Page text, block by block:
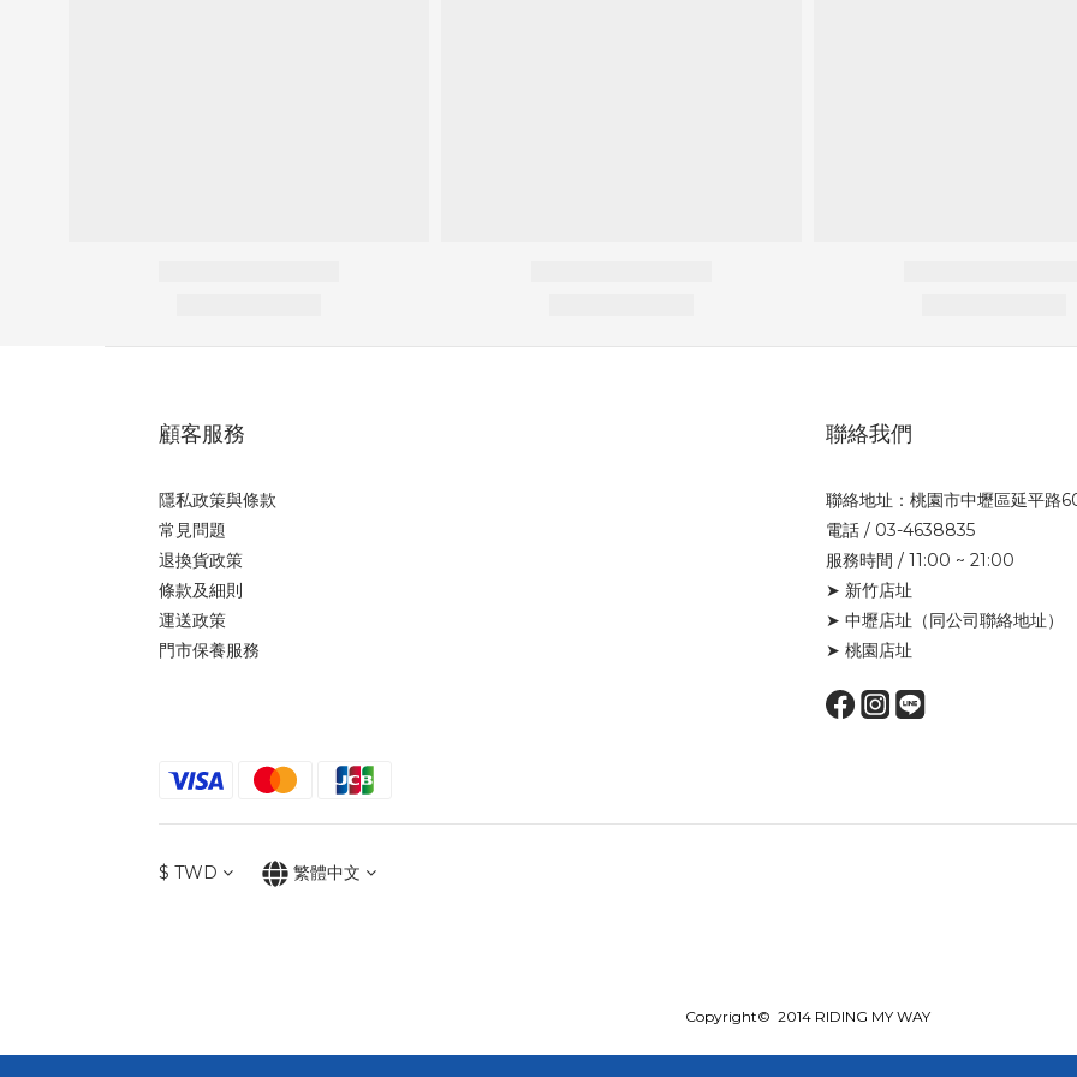
顧客服務
隱私政策與條款
常見問題
退換貨政策
條款及細則
運送政策
門市保養服務
聯絡我們
聯絡地址：桃園市中壢區延平路
電話 / 03-4638835
服務時間 / 11:00 ~ 21:00
➤ 新竹店址
➤ 中壢店址 （同公司聯絡地址）
➤ 桃園店址
$ TWD 繁體中文
Copyright© 2014 RIDING MY WAY